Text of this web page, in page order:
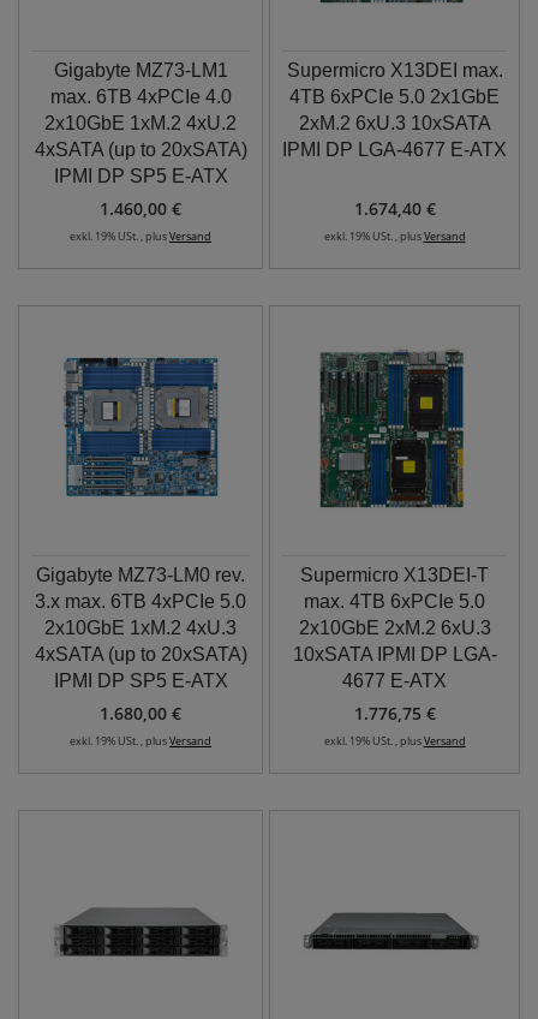
Gigabyte MZ73-LM1
max. 6TB 4xPCIe 4.0
2x10GbE 1xM.2 4xU.2
4xSATA (up to 20xSATA)
IPMI DP SP5 E-ATX
1.460,00 €
exkl. 19% USt. , plusVersand
Supermicro X13DEI max.
4TB 6xPCIe 5.0 2x1GbE
2xM.2 6xU.3 10xSATA
IPMI DP LGA-4677 E-ATX
1.674,40 €
exkl. 19% USt. , plusVersand
Gigabyte MZ73-LM0 rev.
3.x max. 6TB 4xPCIe 5.0
2x10GbE 1xM.2 4xU.3
4xSATA (up to 20xSATA)
IPMI DP SP5 E-ATX
1.680,00 €
exkl. 19% USt. , plusVersand
Supermicro X13DEI-T
max. 4TB 6xPCIe 5.0
2x10GbE 2xM.2 6xU.3
10xSATA IPMI DP LGA-
4677 E-ATX
1.776,75 €
exkl. 19% USt. , plusVersand